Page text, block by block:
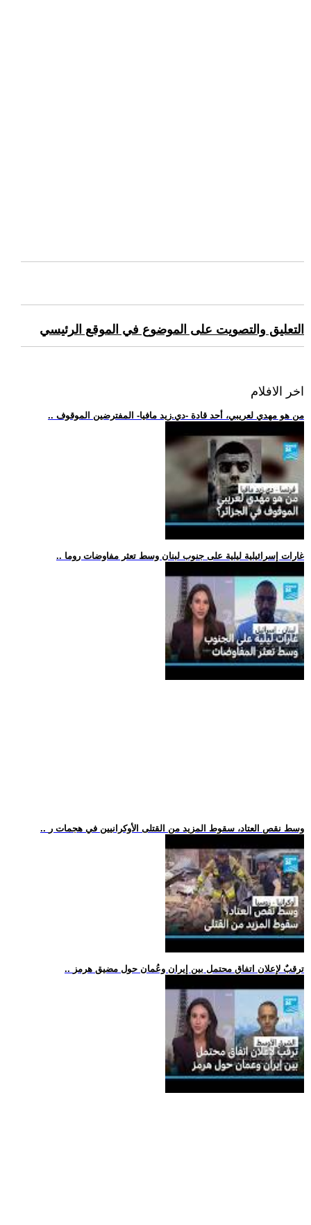
التعليق والتصويت على الموضوع في الموقع الرئيسي
اخر الافلام
.. من هو مهدي لعريبي، أحد قادة -دي.زيد مافيا- المفترضين الموقوف
.. غارات إسرائيلية ليلية على جنوب لبنان وسط تعثر مفاوضات روما
.. وسط نقص العتاد، سقوط المزيد من القتلى الأوكرانيين في هجمات ر
.. ترقبٌ لإعلان اتفاق محتمل بين إيران وعُمان حول مضيق هرمز